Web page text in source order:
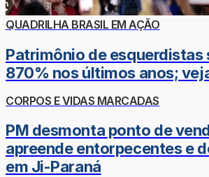
QUADRILHA BRASIL EM AÇÃO
Patrimônio de esquerdistas
870% nos últimos anos;
CORPOS E VIDAS MARCADAS
PM desmonta ponto de
apreende entorpecentes e
em Ji-Paraná